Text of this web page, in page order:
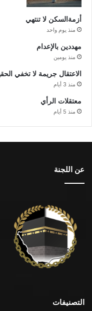
أزمةالسكن لا تنتهي
منذ يوم واحد
مهددين بالإعدام
منذ يومين
الاعتقال جريمة لا تخفي
منذ 3 أيام
معتقلات الرأي
منذ 5 أيام
عن اللجنة
التصنيفات